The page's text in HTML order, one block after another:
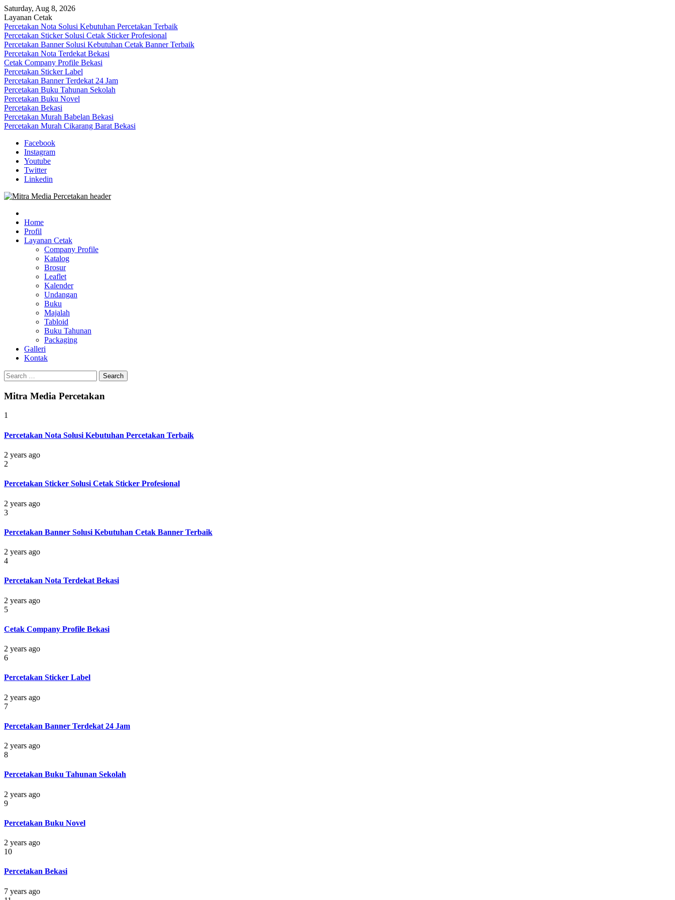
Skip
to
content
Saturday, Aug 8, 2026
Layanan Cetak
Percetakan Nota Solusi Kebutuhan Percetakan Terbaik
Percetakan Sticker Solusi Cetak Sticker Profesional
Percetakan Banner Solusi Kebutuhan Cetak Banner Terbaik
Percetakan Nota Terdekat Bekasi
Cetak Company Profile Bekasi
Percetakan Sticker Label
Percetakan Banner Terdekat 24 Jam
Percetakan Buku Tahunan Sekolah
Percetakan Buku Novel
Percetakan Bekasi
Percetakan Murah Babelan Bekasi
Percetakan Murah Cikarang Barat Bekasi
Facebook
Instagram
Youtube
Twitter
Linkedin
Mitra Media Percetakan Bekasi 0813-1670-6191
0813-1670-6191 (Call/WA) Perusahaan Tempat Alamat Jasa Pusat Percetakan Bekasi Barat Timur Utara Selatan Murah 24 Jam
Home
Profil
Layanan Cetak
Company Profile
Katalog
Brosur
Leaflet
Kalender
Undangan
Buku
Majalah
Tabloid
Buku Tahunan
Packaging
Galleri
Kontak
Search
for:
Mitra Media Percetakan
1
Percetakan Nota Solusi Kebutuhan Percetakan Terbaik
2 years ago
2
Percetakan Sticker Solusi Cetak Sticker Profesional
2 years ago
3
Percetakan Banner Solusi Kebutuhan Cetak Banner Terbaik
2 years ago
4
Percetakan Nota Terdekat Bekasi
2 years ago
5
Cetak Company Profile Bekasi
2 years ago
6
Percetakan Sticker Label
2 years ago
7
Percetakan Banner Terdekat 24 Jam
2 years ago
8
Percetakan Buku Tahunan Sekolah
2 years ago
9
Percetakan Buku Novel
2 years ago
10
Percetakan Bekasi
7 years ago